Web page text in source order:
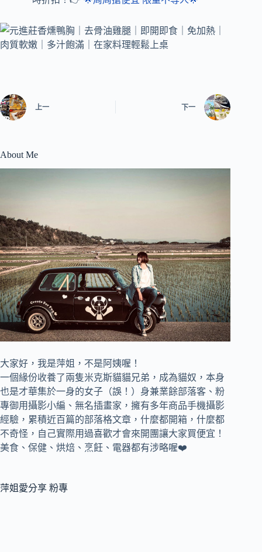
上一 下一
About Me
大家好，我是萍姐，不是阿姨喔！
一個緣份收養了兩隻米克斯貓貓兄弟，成為貓奴， 本身
也是才華集於一身的女子（誤！）身兼業餘部落客、 粉
專御用攝影小編、 無名插畫家， 擁有多年商品手機攝影
經驗，累積近百篇的部落格文章， 什麼都開箱，什麼都
不奇怪，自己實際用過喜歡才會來開團讓大家買便宜！
美食、保健、烘焙、烹飪、電器都有涉略喔❤️
萍姐愛分享 粉專